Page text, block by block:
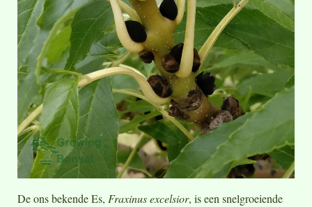
De ons bekende Es, Fraxinus excelsior, is een snelgroeiende